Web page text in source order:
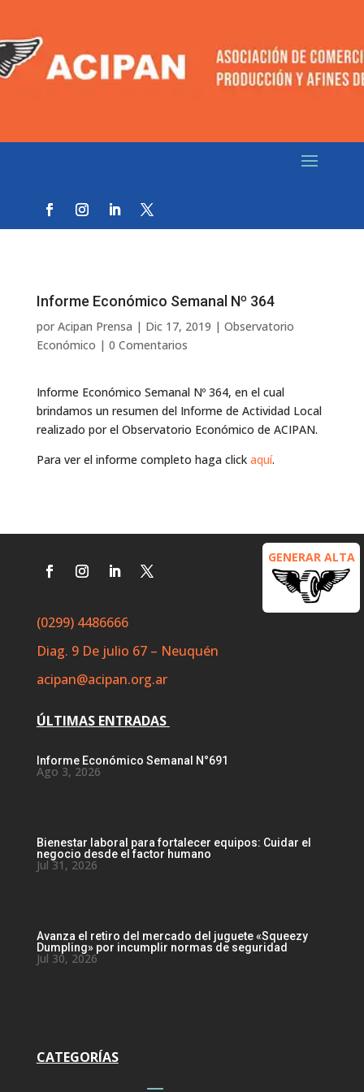
GENERAR ALTA
Informe Económico Semanal Nº 364
por Acipan Prensa | Dic 17, 2019 | Observatorio
Económico | 0 Comentarios
Informe Económico Semanal Nº 364, en el cual
brindamos un resumen del Informe de Actividad Local
realizado por el Observatorio Económico de ACIPAN.
Para ver el informe completo haga click aquí.
(0299) 4486666
Diag. 9 De julio 67 – Neuquén
acipan@acipan.org.ar
ÚLTIMAS ENTRADAS
Informe Económico Semanal N°691
Ago 3, 2026
Bienestar laboral para fortalecer equipos: Cuidar el
negocio desde el factor humano
Jul 31, 2026
Avanza el retiro del mercado del juguete «Squeezy
Dumpling» por incumplir normas de seguridad
Jul 30, 2026
CATEGORÍAS